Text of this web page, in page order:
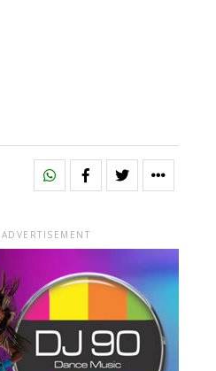
ADVERTISEMENT